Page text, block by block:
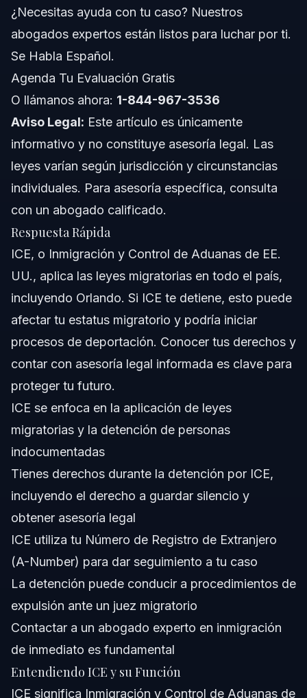
Errores Comunes que Debes Evitar con ICE
Cronología y Qué Esperar Tras una Detención de
ICE
Costos y Tarifas: Factores que Influyen en el
Notas sobre Jurisdicción en NC, FL y a Nivel
Nacional
Notas de Carolina del Norte
Notas de Florida
Conceptos a Nivel Nacional
Cuándo Llamar a un Abogado Inmediatamente
Sobre Vasquez Law Firm
Confianza y Experiencia del Abogado
Preguntas Frecuentes
¿Qué significa ICE en inmigración?
¿Cómo sabe ICE si alguien es indocumentado?
¿Puede ICE detener a un ciudadano estadounidense?
¿Qué derechos tengo si ICE me detiene en Orlando?
¿Cuál es la fuente de financiamiento de ICE?
¿Cómo puedo obtener el número de ICE si estoy
detenido?
¿Qué hace ICE con inmigrantes arrestados sin
¿Qué dice el cantante Bad Bunny sobre ICE?
Fuentes y Referencias
¿Necesitas ayuda con tu caso? Nuestros
abogados expertos están listos para luchar por ti.
Se Habla Español.
Agenda Tu Evaluación Gratis
O llámanos ahora: 1-844-967-3536
Aviso Legal: Este artículo es únicamente
informativo y no constituye asesoría legal. Las
leyes varían según jurisdicción y circunstancias
individuales. Para asesoría específica, consulta
con un abogado calificado.
Respuesta Rápida
ICE, o Inmigración y Control de Aduanas de EE.
UU., aplica las leyes migratorias en todo el país,
incluyendo Orlando. Si ICE te detiene, esto puede
afectar tu estatus migratorio y podría iniciar
procesos de deportación. Conocer tus derechos y
contar con asesoría legal informada es clave para
proteger tu futuro.
ICE se enfoca en la aplicación de leyes
migratorias y la detención de personas
indocumentadas
Tienes derechos durante la detención por ICE,
incluyendo el derecho a guardar silencio y
obtener asesoría legal
ICE utiliza tu Número de Registro de Extranjero
(A-Number) para dar seguimiento a tu caso
La detención puede conducir a procedimientos de
expulsión ante un juez migratorio
Contactar a un abogado experto en inmigración
de inmediato es fundamental
Entendiendo ICE y su Función
ICE significa Inmigración y Control de Aduanas de